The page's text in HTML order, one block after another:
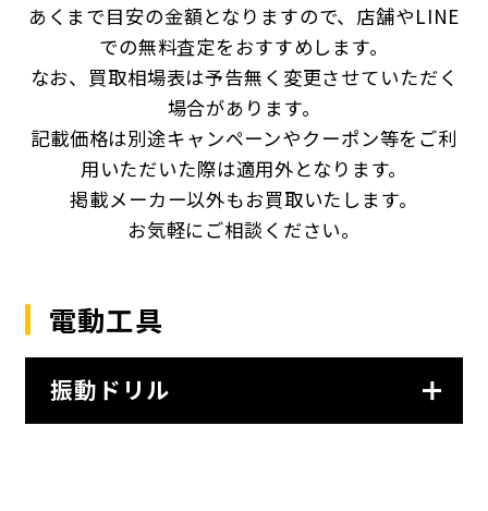
あくまで目安の金額となりますので、店舗やLINE
での無料査定をおすすめします。
なお、買取相場表は予告無く変更させていただく
場合があります。
記載価格は別途キャンペーンやクーポン等をご利
用いただいた際は適用外となります。
掲載メーカー以外もお買取いたします。
お気軽にご相談ください。
電動工具
振動ドリル